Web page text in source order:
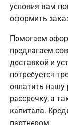
условия вам
оформить
Помогаем
предлагаем
доставкой и
потребуется
оплатить нашу
рассрочку, а
капитала.
партнером.